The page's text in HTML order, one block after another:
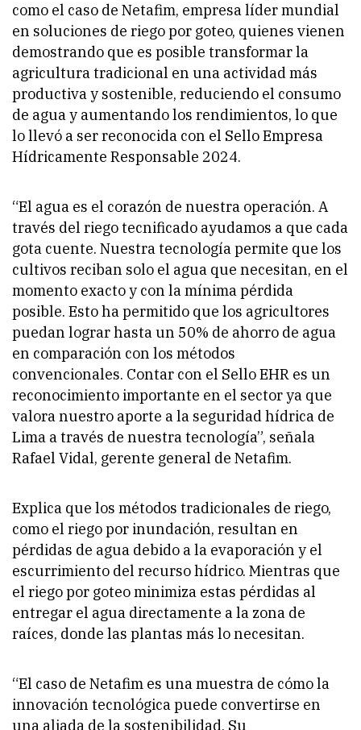
como el caso de Netafim, empresa líder mundial
en soluciones de riego por goteo, quienes vienen
demostrando que es posible transformar la
agricultura tradicional en una actividad más
productiva y sostenible, reduciendo el consumo
de agua y aumentando los rendimientos, lo que
lo llevó a ser reconocida con el Sello Empresa
Hídricamente Responsable 2024.
“El agua es el corazón de nuestra operación. A
través del riego tecnificado ayudamos a que cada
gota cuente. Nuestra tecnología permite que los
cultivos reciban solo el agua que necesitan, en el
momento exacto y con la mínima pérdida
posible. Esto ha permitido que los agricultores
puedan lograr hasta un 50% de ahorro de agua
en comparación con los métodos
convencionales. Contar con el Sello EHR es un
reconocimiento importante en el sector ya que
valora nuestro aporte a la seguridad hídrica de
Lima a través de nuestra tecnología”, señala
Rafael Vidal, gerente general de Netafim.
Explica que los métodos tradicionales de riego,
como el riego por inundación, resultan en
pérdidas de agua debido a la evaporación y el
escurrimiento del recurso hídrico. Mientras que
el riego por goteo minimiza estas pérdidas al
entregar el agua directamente a la zona de
raíces, donde las plantas más lo necesitan.
“El caso de Netafim es una muestra de cómo la
innovación tecnológica puede convertirse en
una aliada de la sostenibilidad. Su